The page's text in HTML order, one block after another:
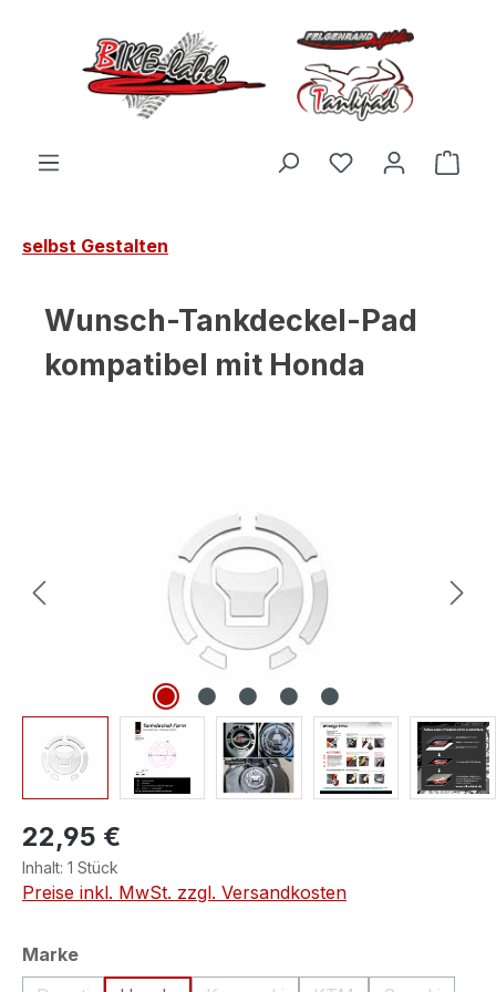
Zum Hauptinhalt springen
Du hast 0
selbst Gestalten
Wunsch-Tankdeckel-Pad
kompatibel mit Honda
22,95 €
Inhalt: 1 Stück
Preise inkl. MwSt. zzgl. Versandkosten
Markeauswählen